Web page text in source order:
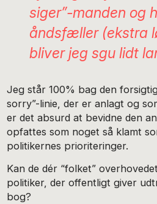
siger”-manden og
åndsfæller (ekstra
bliver jeg sgu lidt
Jeg står 100% bag den
sorry”-linie, der er anlagt og
er det absurd at bevidne den
opfattes som noget så klamt
politikernes prioriteringer.
Kan de dér “folket”
politiker, der offentligt giver
bog?